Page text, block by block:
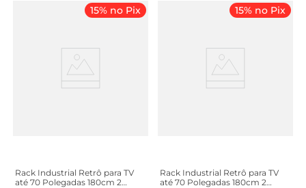
15% no Pix
Rack Industrial Retrô para TV
até 70 Polegadas 180cm 2
15% no Pix
Rack Industrial Retrô para TV
até 70 Polegadas 180cm 2